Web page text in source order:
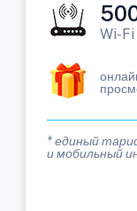
Wi-Fi
* единый
и мобильный